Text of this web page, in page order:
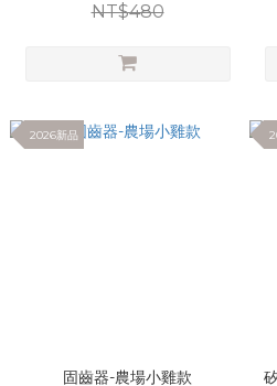
NT$480
2026新品
固齒器-農場小雞款